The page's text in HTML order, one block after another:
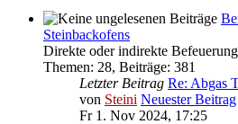
Steinbackofens
Direkte oder indirekte Befeuerung
Themen: 28, Beiträge: 381
Letzter Beitrag Re: Abgas
von Steini Neuester Beitrag
Fr 1. Nov 2024, 17:25